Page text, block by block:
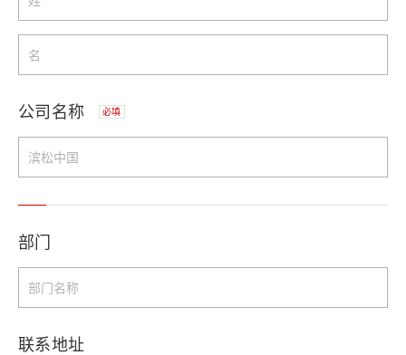
公司名称 必填
部门
联系地址